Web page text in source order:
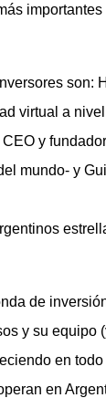
son:
virtual a
y
mundo- y
de
y su equipo
en
en